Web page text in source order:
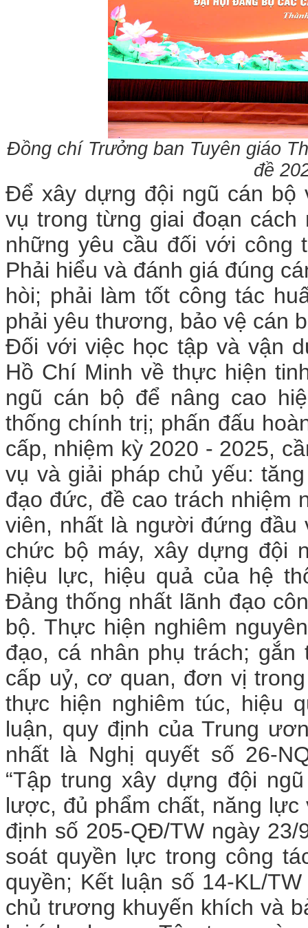
Đồng chí Trưởng ban Tuyên giáo
đề
Để xây dựng đội ngũ cán bộ
vụ trong từng giai đoạn
những yêu cầu đối với công
Phải hiểu và đánh giá đúng
hòi; phải làm tốt công tác
phải yêu thương, bảo vệ cán
Đối với việc học tập và vận
Hồ Chí Minh về thực hiện
ngũ cán bộ để nâng cao
thống chính trị; phấn đấu
cấp, nhiệm kỳ 2020 - 2025,
vụ và giải pháp chủ yếu:
đạo đức, đề cao trách nhiệm
viên, nhất là người đứng
chức bộ máy, xây dựng đội
hiệu lực, hiệu quả của hệ
Đảng thống nhất lãnh đạo
bộ. Thực hiện nghiêm
đạo, cá nhân phụ trách;
cấp uỷ, cơ quan, đơn vị
thực hiện nghiêm túc, hiệu
luận, quy định của Trung
nhất là Nghị quyết số 26-
“Tập trung xây dựng đội
lược, đủ phẩm chất, năng lực
định số 205-QĐ/TW ngày
soát quyền lực trong công
quyền; Kết luận số 14-KL/
chủ trương khuyến khích và